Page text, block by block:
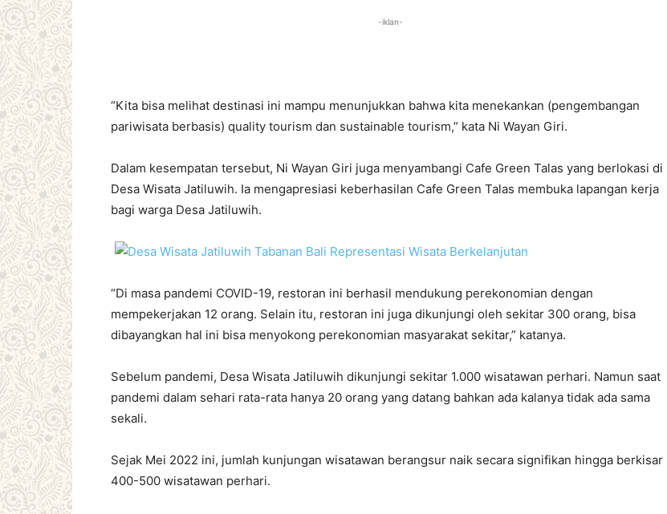
-iklan-
“Kita bisa melihat destinasi ini mampu menunjukkan bahwa kita menekankan (pengembangan
pariwisata berbasis) quality tourism dan sustainable tourism,” kata Ni Wayan Giri.
Dalam kesempatan tersebut, Ni Wayan Giri juga menyambangi Cafe Green Talas yang berlokasi di
Desa Wisata Jatiluwih. Ia mengapresiasi keberhasilan Cafe Green Talas membuka lapangan kerja
bagi warga Desa Jatiluwih.
“Di masa pandemi COVID-19, restoran ini berhasil mendukung perekonomian dengan
mempekerjakan 12 orang. Selain itu, restoran ini juga dikunjungi oleh sekitar 300 orang, bisa
dibayangkan hal ini bisa menyokong perekonomian masyarakat sekitar,” katanya.
Sebelum pandemi, Desa Wisata Jatiluwih dikunjungi sekitar 1.000 wisatawan perhari. Namun saat
pandemi dalam sehari rata-rata hanya 20 orang yang datang bahkan ada kalanya tidak ada sama
sekali.
Sejak Mei 2022 ini, jumlah kunjungan wisatawan berangsur naik secara signifikan hingga berkisar
400-500 wisatawan perhari.